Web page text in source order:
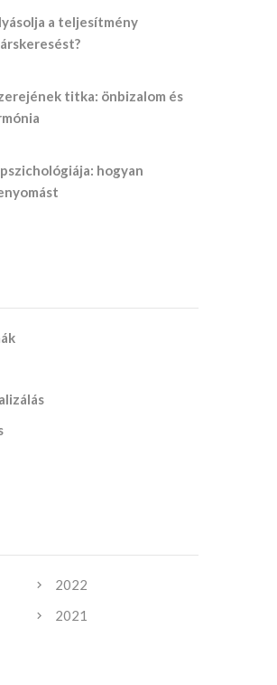
a teljesítmény
titka: önbizalom és
hogyan
2022
2021